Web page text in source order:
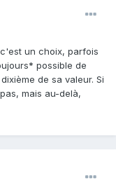
un choix, parfois
possible de
de sa valeur. Si
mais au-delà,